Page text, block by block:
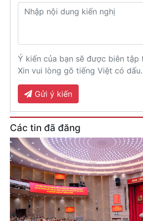
Ý kiến của bạn sẽ được biên tập
Xin vui lòng gõ tiếng Việt có dấu.
Gửi ý kiến
Các tin đã đăng